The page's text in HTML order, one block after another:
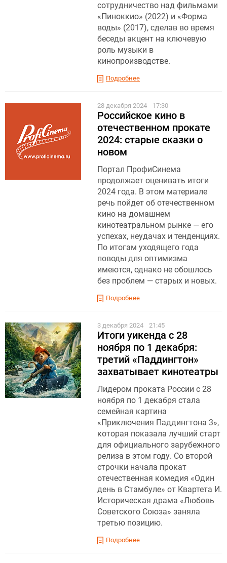
сотрудничество над фильмами
«Пиноккио» (2022) и «Форма
воды» (2017), сделав во время
беседы акцент на ключевую
роль музыки в
кинопроизводстве.
Подробнее
28 декабря 2024 17:30
Российское кино в
отечественном прокате
2024: старые сказки о
новом
Портал ПрофиСинема
продолжает оценивать итоги
2024 года. В этом материале
речь пойдет об отечественном
кино на домашнем
кинотеатральном рынке — его
успехах, неудачах и тенденциях.
По итогам уходящего года
поводы для оптимизма
имеются, однако не обошлось
без проблем — старых и новых.
Подробнее
3 декабря 2024 21:45
Итоги уикенда с 28
ноября по 1 декабря:
третий «Паддингтон»
захватывает кинотеатры
Лидером проката России с 28
ноября по 1 декабря стала
семейная картина
«Приключения Паддингтона 3»,
которая показала лучший старт
для официального зарубежного
релиза в этом году. Со второй
строчки начала прокат
отечественная комедия «Один
день в Стамбуле» от Квартета И.
Историческая драма «Любовь
Советского Союза» заняла
третью позицию.
Подробнее